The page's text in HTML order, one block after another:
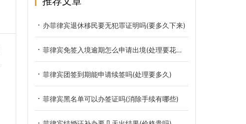
办菲律宾退休移民要无犯罪证明吗(要多久下来)
菲律宾免签入境逾期怎么申请出境(处理要花多少钱)
菲律宾团签到期能申请续签吗(处理要多久)
菲律宾黑名单可以办签证吗(消除手续有哪些)